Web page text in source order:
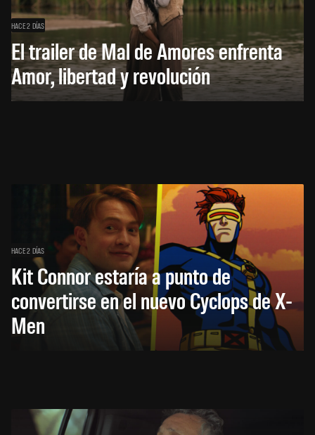
HACE 2 DÍAS
El trailer de Mal de Amores enfrenta
Amor, libertad y revolución
HACE 2 DÍAS
Kit Connor estaría a punto de
convertirse en el nuevo Cyclops de X-
Men